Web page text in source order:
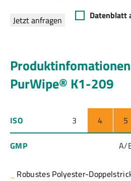
Jetzt anfragen Datenblatt
Produktinfomationen
PurWipe® K1-209
ISO 3 4 5
GMP A/
Robustes Polyester-